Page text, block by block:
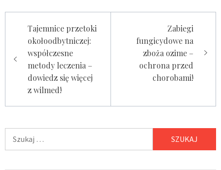
wpisuTajemnice przetoki
okołoodbytniczej:
współczesne
metody leczenia –
dowiedz się więcej
z wilmed!
Zabiegi
fungicydowe na
zboża ozime –
ochrona przed
chorobami!